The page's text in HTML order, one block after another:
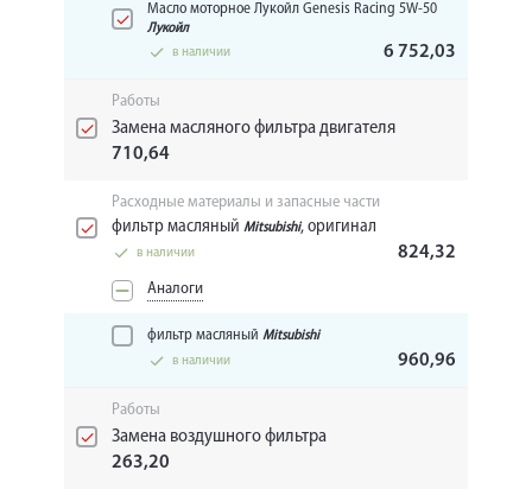
Масло моторное Лукойл Genesis Racing 5W-50
Лукойл
в наличии
6 752,03
Работы
Замена масляного фильтра двигателя
710,64
Расходные материалы и запасные части
фильтр масляный Mitsubishi, оригинал
в наличии 824,32
Аналоги
фильтр масляный Mitsubishi
в наличии
960,96
Работы
Замена воздушного фильтра
263,20